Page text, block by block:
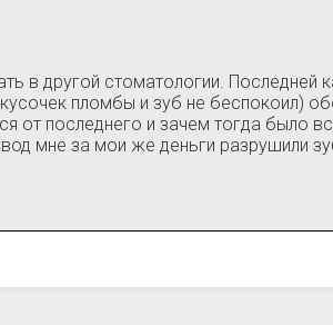
в другой стоматологии. Последней
пломбы и зуб не беспокоил)
от последнего и зачем тогда было
мне за мои же деньги разрушили